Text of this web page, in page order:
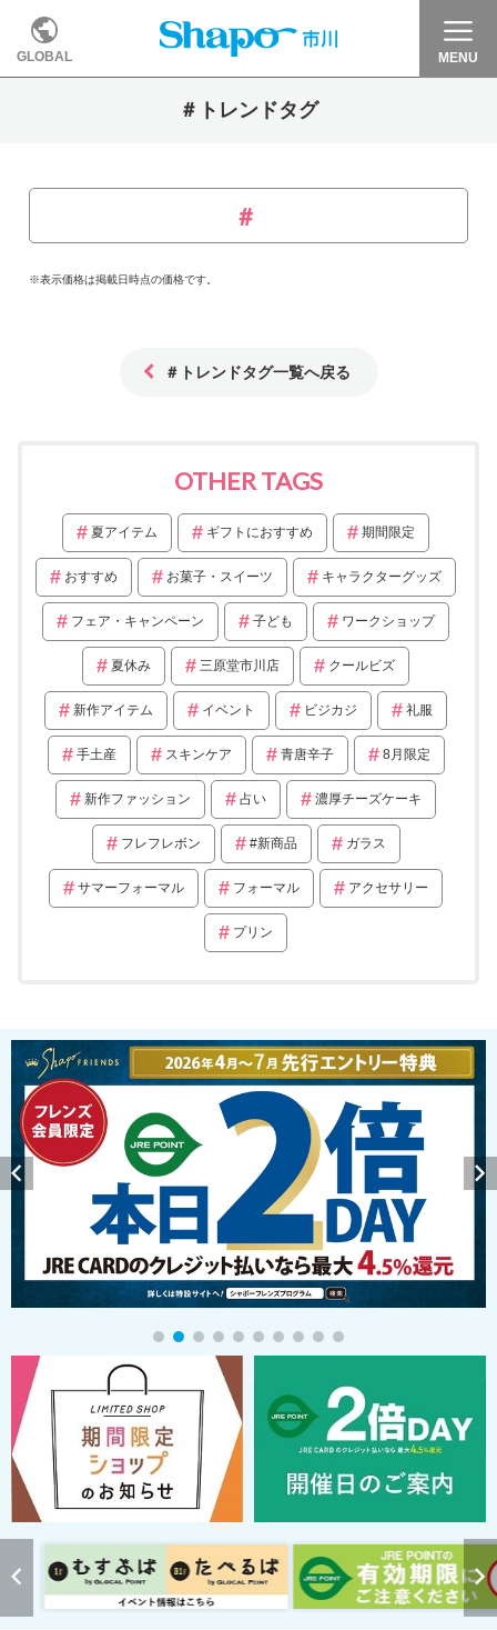
GLOBAL MENU
＃トレンドタグ
※表示価格は掲載日時点の価格です。
＃トレンドタグ一覧へ戻る
OTHER TAGS
夏アイテム ギフトにおすすめ 期間限定
おすすめ お菓子・スイーツ キャラクターグッズ
フェア・キャンペーン 子ども ワークショップ
夏休み 三原堂市川店 クールビズ
新作アイテム イベント ビジカジ 礼服
手土産 スキンケア 青唐辛子 8月限定
新作ファッション 占い 濃厚チーズケーキ
フレフレボン #新商品 ガラス
サマーフォーマル フォーマル アクセサリー
プリン